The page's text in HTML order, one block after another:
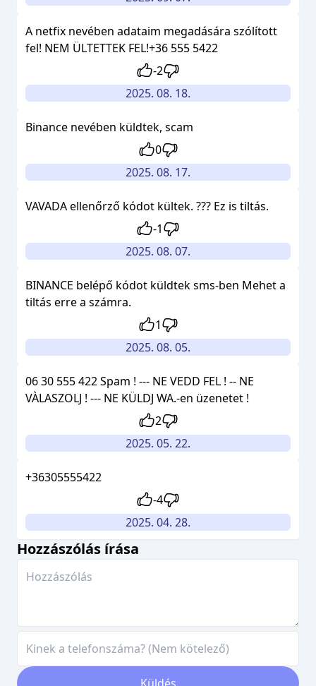
Hozzászólás írása
A netfix nevében adataim megadására szólított
fel! NEM ÜLTETTEK FEL!+36 555 5422
-2
2025. 08. 18.
Binance nevében küldtek, scam
0
2025. 08. 17.
VAVADA ellenőrző kódot kültek. ??? Ez is tiltás.
-1
2025. 08. 07.
BINANCE belépő kódot küldtek sms-ben Mehet a
tiltás erre a számra.
1
2025. 08. 05.
06 30 555 422 Spam ! --- NE VEDD FEL ! -- NE
VÀLASZOLJ ! --- NE KÜLDJ WA.-en üzenetet !
2
2025. 05. 22.
+36305555422
-4
2025. 04. 28.